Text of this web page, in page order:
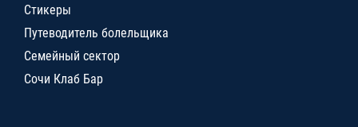
Стикеры
Путеводитель болельщика
Семейный сектор
Сочи Клаб Бар